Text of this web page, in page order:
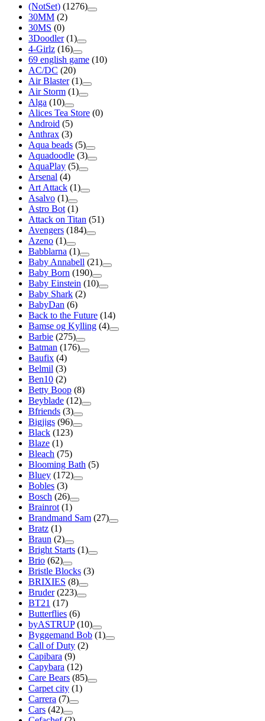
(NotSet) (1276)
30MM (2)
30MS (0)
3Doodler (1)
4-Girlz (16)
69 english game (10)
AC/DC (20)
Air Blaster (1)
Air Storm (1)
Alga (10)
Alices Tea Store (0)
Android (5)
Anthrax (3)
Aqua beads (5)
Aquadoodle (3)
AquaPlay (5)
Arsenal (4)
Art Attack (1)
Asalvo (1)
Astro Bot (1)
Attack on Titan (51)
Avengers (184)
Azeno (1)
Babblarna (1)
Baby Annabell (21)
Baby Born (190)
Baby Einstein (10)
Baby Shark (2)
BabyDan (6)
Back to the Future (14)
Bamse og Kylling (4)
Barbie (275)
Batman (176)
Baufix (4)
Belmil (3)
Ben10 (2)
Betty Boop (8)
Beyblade (12)
Bfriends (3)
Bigjigs (96)
Black (123)
Blaze (1)
Bleach (75)
Blooming Bath (5)
Bluey (172)
Bobles (3)
Bosch (26)
Brainrot (1)
Brandmand Sam (27)
Bratz (1)
Braun (2)
Bright Starts (1)
Brio (62)
Bristle Blocks (3)
BRIXIES (8)
Bruder (223)
BT21 (17)
Butterflies (6)
byASTRUP (10)
Byggemand Bob (1)
Call of Duty (2)
Capibara (9)
Capybara (12)
Care Bears (85)
Carpet city (1)
Carrera (7)
Cars (42)